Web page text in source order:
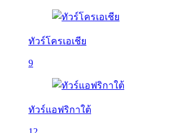
ทัวร์โครเอเชีย
9
ทัวร์แอฟริกาใต้